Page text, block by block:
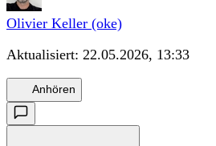
Olivier Keller (oke)
Aktualisiert: 22.05.2026, 13:33
Anhören